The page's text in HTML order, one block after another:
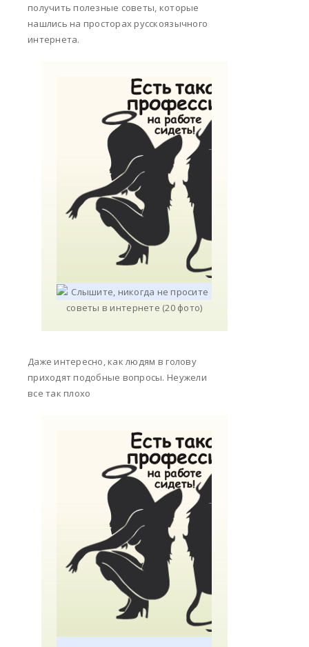
получить полезные советы, которые
нашлись на просторах русскоязычного
интернета.
Даже интересно, как людям в голову
приходят подобные вопросы. Неужели
все так плохо